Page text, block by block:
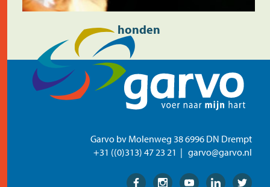
honden
Garvo bv Molenweg 38 6996 DN Drempt
+31 ((0)313) 47 23 21
garvo@garvo.nl